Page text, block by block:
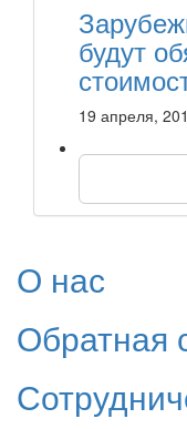
будут
19 апреля,
О нас
Обратная